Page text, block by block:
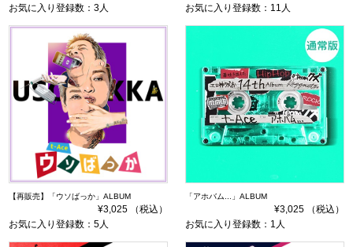
お気に入り登録数：3人
お気に入り登録数：11人
【再販売】「ウソばっか」ALBUM
¥3,025 （税込）
お気に入り登録数：5人
「アホバム...」ALBUM
¥3,025 （税込）
お気に入り登録数：1人